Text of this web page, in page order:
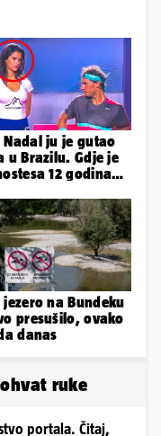
Nadal ju je gutao
u Brazilu. Gdje je
12 godina
na Bundeku
presušilo, ovako
danas
ruke
portala. Čitaj,